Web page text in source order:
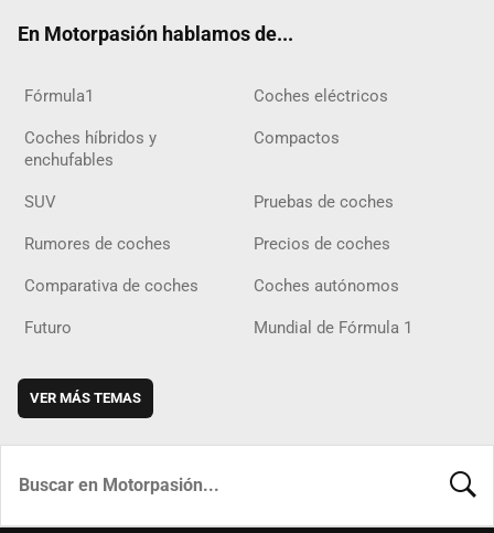
En Motorpasión hablamos de...
Fórmula1 Coches eléctricos
Coches híbridos y
enchufables
Compactos
SUV Pruebas de coches
Rumores de coches Precios de coches
Comparativa de coches Coches autónomos
Futuro Mundial de Fórmula 1
VER MÁS TEMAS